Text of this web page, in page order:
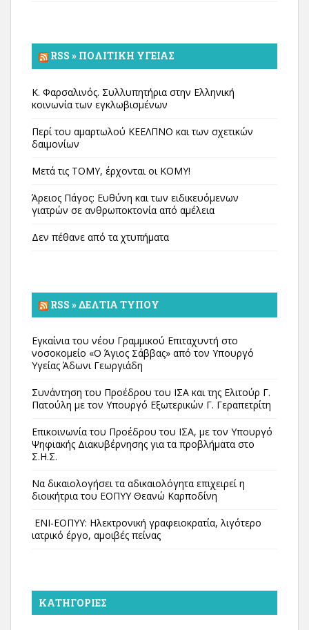
RSS » ΠΟΛΙΤΙΚΉ ΥΓΕΊΑΣ
Κ. Φαρσαλινός. Συλλυπητήρια στην Ελληνική
κοινωνία των εγκλωβισμένων
Περί του αμαρτωλού ΚΕΕΛΠΝΟ και των σχετικών
δαιμονίων
Μετά τις ΤΟΜΥ, έρχονται οι ΚΟΜΥ!
Άρειος Πάγος: Ευθύνη και των ειδικευόμενων
γιατρών σε ανθρωποκτονία από αμέλεια
Δεν πέθανε από τα χτυπήματα
RSS » ΔΕΛΤΊΑ ΤΎΠΟΥ
Εγκαίνια του νέου Γραμμικού Επιταχυντή στο
νοσοκομείο «Ο Άγιος Σάββας» από τον Υπουργό
Υγείας Άδωνι Γεωργιάδη
Συνάντηση του Προέδρου του ΙΣΑ και της Ελιτούρ Γ.
Πατούλη με τον Υπουργό Εξωτερικών Γ. Γεραπετρίτη
Επικοινωνία του Προέδρου του ΙΣΑ, με τον Υπουργό
Ψηφιακής Διακυβέρνησης για τα προβλήματα στο
Σ.Η.Σ.
Να δικαιολογήσει τα αδικαιολόγητα επιχειρεί η
διοικήτρια του ΕΟΠΥΥ Θεανώ Καρποδίνη
ΕΝΙ-ΕΟΠΥΥ: Ηλεκτρονική γραφειοκρατία, λιγότερο
ιατρικό έργο, αμοιβές πείνας
KΑΤΗΓΟΡΊΕΣ